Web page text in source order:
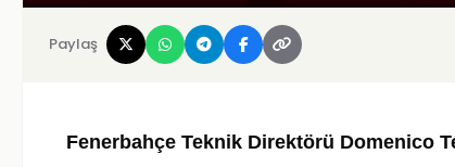
Paylaş
Fenerbahçe Teknik Direktörü Domenico